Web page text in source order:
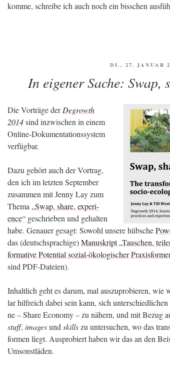
kom­me, schrei­be ich auch noch ein biss­chen
DI., 27. JANUAR
In eigener Sache: Swap,
Die Vor­trä­ge derDegrowth
2014sind inzwi­schen in einem
Online-Doku­men­ta­ti­ons­sys­tem
verfügbar.
Dazu gehört auch der Vor­trag,
den ich im letz­ten Sep­tem­ber
zusam­men mit Jen­ny Lay zum
The­ma „Swap, share, expe­ri­
ence“ geschrie­ben und gehal­ten
habe. Genau­er gesagt: Sowohl unse­re hüb­sche
das (deutsch­spra­chi­ge)Manu­skript „Tau­schen,
for­ma­ti­ve Poten­ti­al sozi­al-öko­lo­gi­scher
sind PDF-Dateien).
Inhalt­lich geht es dar­um, mal aus­zu­pro­bie­ren,
lar hilf­reich dabei sein kann, sich
ne – Share Eco­no­my – zu nähern, und mit Bezug
stuff, imagesund skillszu unter­su­chen, wo das
for­men liegt. Aus­pro­biert haben wir das an den
Umsonstläden.